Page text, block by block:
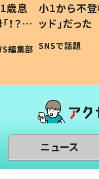
歳息
？」
編集部
小1から不登
ッド」だっ
作り続ける
#令和の子
SNSで話題
ニュース